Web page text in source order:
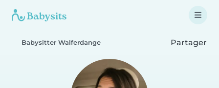
Babysitter Walferdange Partager